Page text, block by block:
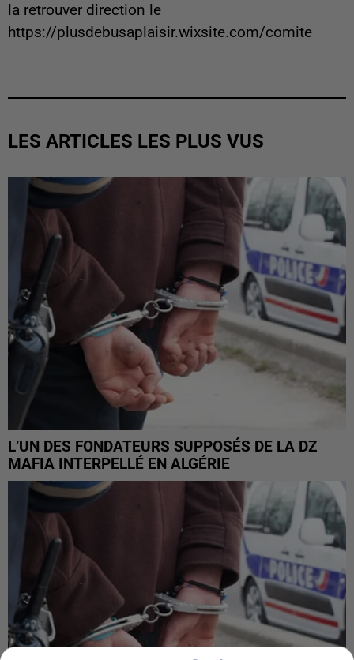
la retrouver direction le
https://plusdebusaplaisir.wixsite.com/comite
LES ARTICLES LES PLUS VUS
L’UN DES FONDATEURS SUPPOSÉS DE LA DZ
MAFIA INTERPELLÉ EN ALGÉRIE